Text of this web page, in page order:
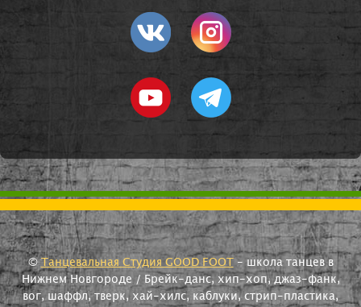
© Танцевальная Студия GOOD FOOT
- школа танцев в
Нижнем Новгороде / Брейк-данс, хип-хоп, джаз-фанк,
вог, шаффл, тверк, хай-хилс, каблуки, стрип-пластика,